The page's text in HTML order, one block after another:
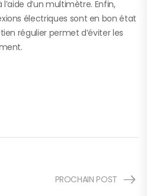
d’un multimètre. Enfin,
électriques sont en bon état
régulier permet d’éviter les
PROCHAIN POST